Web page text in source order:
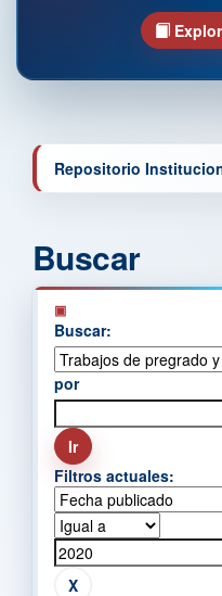
Repositorio
Buscar
Buscar:
por
Filtros actuales: